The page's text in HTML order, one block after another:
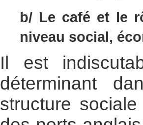
b/ Le café et le
niveau social,
Il est
déterminant
structure